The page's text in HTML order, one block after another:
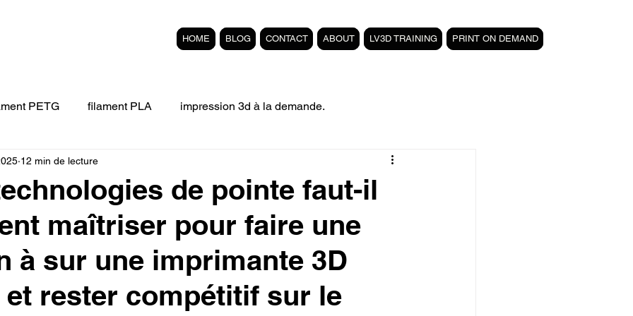
HOME BLOG CONTACT ABOUT LV3D TRAINING PRINT ON DEMAND
PETG filament PLA impression 3d à la demande.
Filament 3D FLEXIBLE filament PETG carbone
3D. Formation éligible au CPF Impressio Formation 3D CPF
Formation 3D en ligne.
de pointe faut-il
maîtriser pour faire une
à sur une imprimante 3D
rester compétitif sur le
12 min de lecture